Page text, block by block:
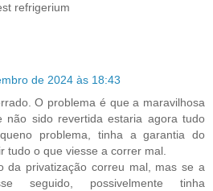
refrigerium
de 2024 às 18:43
O problema é que a maravilhosa
não sido revertida estaria agora tudo
problema, tinha a garantia do
tudo o que viesse a correr mal.
da privatização correu mal, mas se a
seguido, possivelmente tinha